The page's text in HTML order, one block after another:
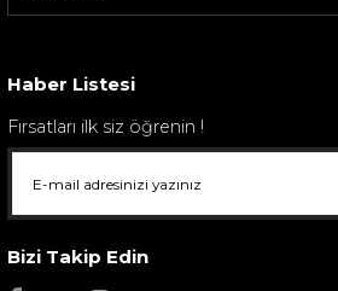
Sarev Elfıda Flanel Nevresim Takımı Çift
Haber Listesi
Fırsatları ilk siz öğrenin !
Bizi Takip Edin